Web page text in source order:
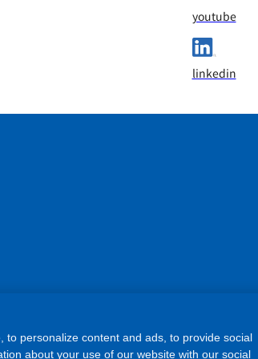
youtube
linkedin
personalize content and ads, to provide social
about your use of our website with our social